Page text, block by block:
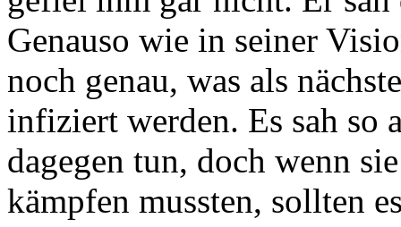
Genauso wie in seiner
noch genau, was als
infiziert werden. Es sah so
dagegen tun, doch wenn
kämpfen mussten, sollten